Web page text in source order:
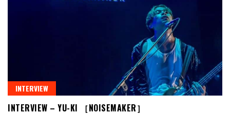
INTERVIEW
INTERVIEW – YU-KI ［NOISEMAKER］